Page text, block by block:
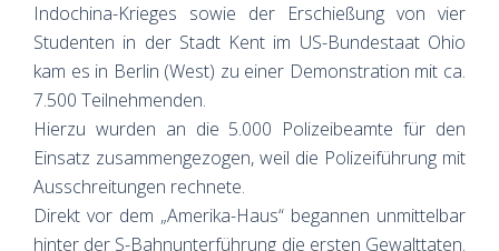
Indochina-Krieges sowie der Erschießung von vier
Studenten in der Stadt Kent im US-Bundestaat Ohio
kam es in Berlin (West) zu einer Demonstration mit ca.
7.500 Teilnehmenden.
Hierzu wurden an die 5.000 Polizeibeamte für den
Einsatz zusammengezogen, weil die Polizeiführung mit
Ausschreitungen rechnete.
Direkt vor dem „Amerika-Haus“ begannen unmittelbar
hinter der S-Bahnunterführung die ersten Gewalttaten.